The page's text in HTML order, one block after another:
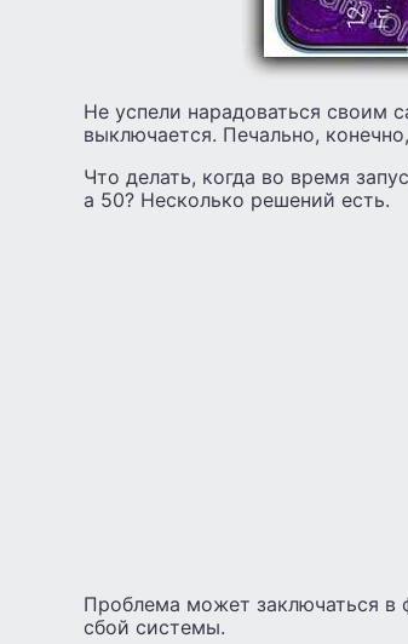
Не успели нарадоваться своим
выключается. Печально,
Что делать, когда во время
а 50? Несколько решений есть.
Проблема может заключаться в
сбой системы.